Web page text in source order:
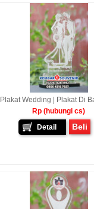
Plakat Wedding | Plakat Di
Rp (hubungi cs)
Detail
Beli